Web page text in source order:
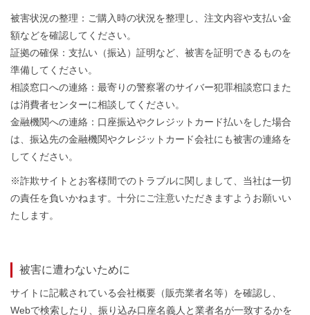
被害状況の整理：ご購入時の状況を整理し、注文内容や支払い金
額などを確認してください。
証拠の確保：支払い（振込）証明など、被害を証明できるものを
準備してください。
相談窓口への連絡：最寄りの警察署のサイバー犯罪相談窓口また
は消費者センターに相談してください。
金融機関への連絡：口座振込やクレジットカード払いをした場合
は、振込先の金融機関やクレジットカード会社にも被害の連絡を
してください。
※詐欺サイトとお客様間でのトラブルに関しまして、当社は一切
の責任を負いかねます。十分にご注意いただきますようお願いい
たします。
被害に遭わないために
サイトに記載されている会社概要（販売業者名等）を確認し、
Webで検索したり、振り込み口座名義人と業者名が一致するかを